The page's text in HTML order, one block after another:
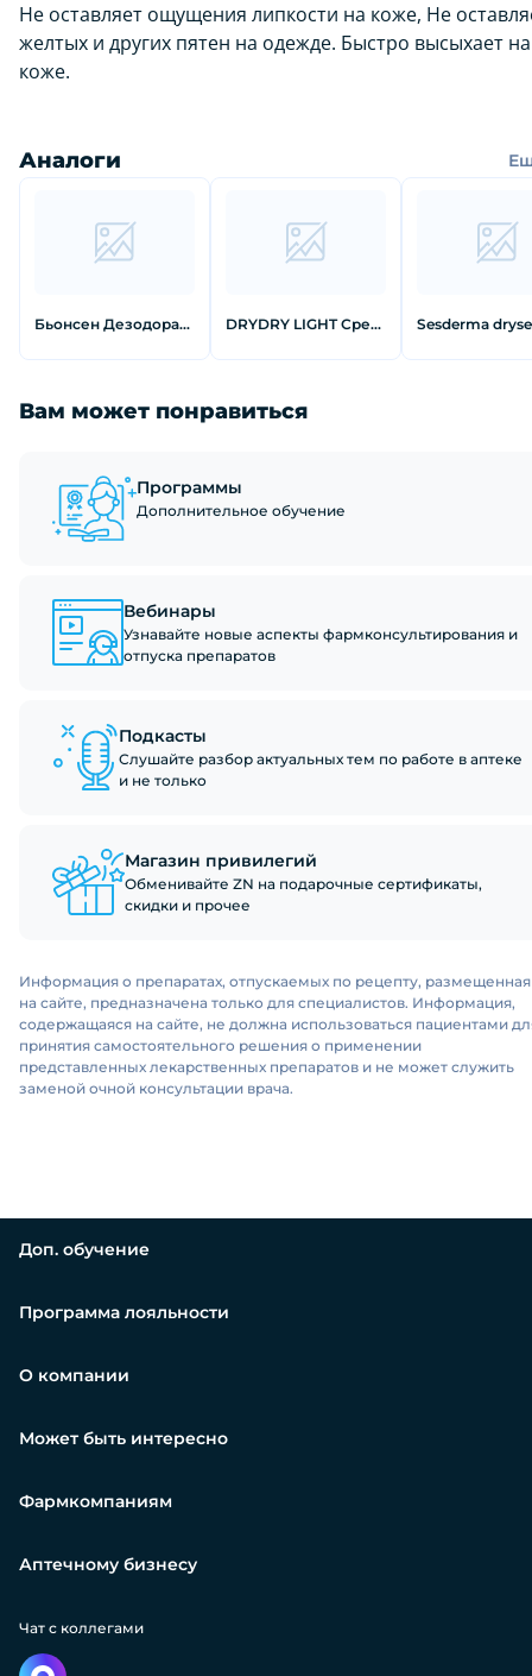
Не оставляет ощущения липкости на коже, Не
желтых и других пятен на одежде. Быстро высыхает на
коже.
Аналоги
Бьонсен Дезодорант с активными кристаллами Спрей 100 мл DRYDRY LIGHT Средство от обильного потовыделения для всех типов кожи 50 мл
Вам может понравиться
Программы
Дополнительное обучение
Вебинары
Узнавайте новые аспекты фармконсультирования и
отпуска препаратов
Подкасты
Слушайте разбор актуальных тем по работе в аптеке
и не только
Магазин привилегий
Обменивайте ZN на подарочные сертификаты,
скидки и прочее
Информация о препаратах, отпускаемых по рецепту, размещенная
на сайте, предназначена только для специалистов. Информация,
содержащаяся на сайте, не должна использоваться пациентами
принятия самостоятельного решения о применении
представленных лекарственных препаратов и не может служить
заменой очной консультации врача.
Доп. обучение
Программа лояльности
О компании
Может быть интересно
Фармкомпаниям
Аптечному бизнесу
Чат с коллегами